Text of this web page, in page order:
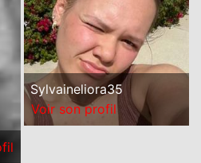
Sylvaineliora35
Voir son profil